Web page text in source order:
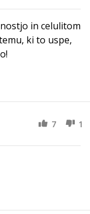
in celulitom
ki to uspe,
7 1